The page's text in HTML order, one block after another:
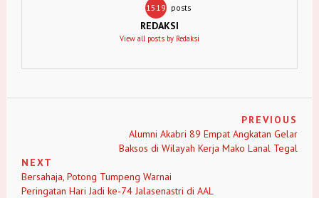
1519 posts
REDAKSI
View all posts by Redaksi
PREVIOUS
Alumni Akabri 89 Empat Angkatan Gelar
Baksos di Wilayah Kerja Mako Lanal Tegal
NEXT
Bersahaja, Potong Tumpeng Warnai
Peringatan Hari Jadi ke-74 Jalasenastri di AAL